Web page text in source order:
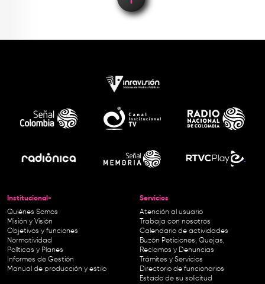
Institucional-
Quiénes Somos
Misión y Visión
Objetivos y funciones
Normatividad
Políticas y Planes
Informes de Gestión
Manual de producción y estilo
Servicios
Atención al usuario
Trabaja con nosotros
Calendario de actividades
Buzón Peticiones, Quejas,
Reclamos y Denuncias
Trámites y Servicios
Directorio de funcionarios
Estado de su solicitud